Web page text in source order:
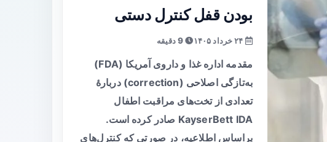
بودن قفل کنترل دستی
9 دقیقه
مقدمه اداره غذا و داروی آمریکا (FDA)
به‌تازگی اصلاحی (correction) دربارهٔ
تعدادی از تخت‌های مراقبت اطفال
KayserBett IDA صادر کرده است.
براساس اطلاعیه، در صورتی که کنترل‌های